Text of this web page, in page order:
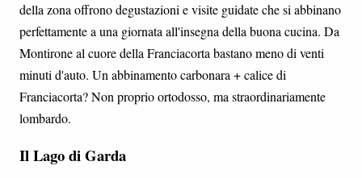
della zona offrono degustazioni e visite guidate che si abbinano
perfettamente a una giornata all'insegna della buona cucina. Da
Montirone al cuore della Franciacorta bastano meno di venti
minuti d'auto. Un abbinamento carbonara + calice di
Franciacorta? Non proprio ortodosso, ma straordinariamente
lombardo.
Il Lago di Garda